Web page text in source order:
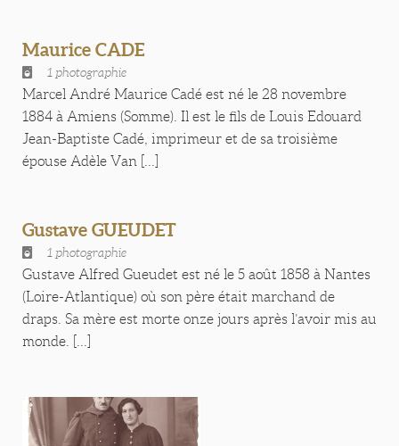
Maurice CADE
1 photographie
Marcel André Maurice Cadé est né le 28 novembre
1884 à Amiens (Somme). Il est le fils de Louis Edouard
Jean-Baptiste Cadé, imprimeur et de sa troisième
épouse Adèle Van [...]
Gustave GUEUDET
1 photographie
Gustave Alfred Gueudet est né le 5 août 1858 à Nantes
(Loire-Atlantique) où son père était marchand de
draps. Sa mère est morte onze jours après l’avoir mis au
monde. [...]